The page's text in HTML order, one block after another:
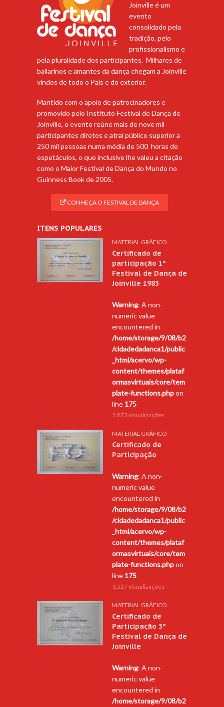
Joinville é um
evento
consolidado pela
tradição, pelo
profissionalismo e
pela pluralidade dos participantes. Milhares de
bailarinos e amantes da dança chegam a Joinville
vindos de todo o País e do exterior.
Mantido com o apoio de patrocinadores e
promovido pelo Instituto Festival de Dança de
Joinville, o evento reúne mais de nove mil
participantes diretos e atrai público superior a
250 mil pessoas numa média de 500 horas de
espetáculos, o que inclusive lhe valeu a citação
como o Maior Festival de Dança do Mundo no
Guinness Book de 2005.
CONHEÇA O FESTIVAL DE DANÇA
ITENS POPULARES
MATERIAL GRÁFICO
Certificado de
participação 1º
Festival de Dança de
Joinville 1983
Warning: A non-
numeric value
encountered in
/home/storage/9/08/b2
/cidadedadanca1/public
_html/acervo/wp-
content/themes/plataf
ormasvirtuais/core/tem
plate-functions.phpon
line 175
1.873 visualizações
MATERIAL GRÁFICO
Certificado de
Participação
Warning: A non-
numeric value
encountered in
/home/storage/9/08/b2
/cidadedadanca1/public
_html/acervo/wp-
content/themes/plataf
ormasvirtuais/core/tem
plate-functions.phpon
line 175
1.527 visualizações
MATERIAL GRÁFICO
Certificado de
Participação 3º
Festival de Dança de
Joinville
Warning: A non-
numeric value
encountered in
/home/storage/9/08/b2